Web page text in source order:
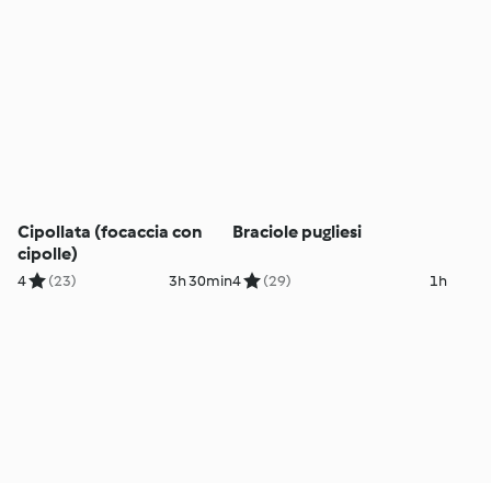
Cipollata (focaccia con
cipolle)
4 (23) 3h 30min
Braciole pugliesi
4 (29) 1h